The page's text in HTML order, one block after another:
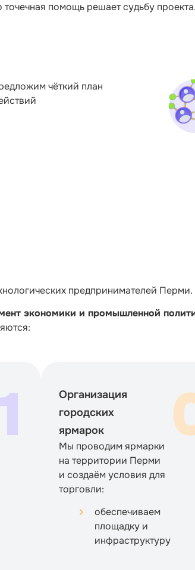
помощь решает судьбу
чёткий план
предпринимателей Перми.
экономики и промышленной
Организация
городских
ярмарок
Мы проводим ярмарки
на территории Перми
и создаём условия для
торговли:
обеспечиваем
площадку и
инфраструктуру